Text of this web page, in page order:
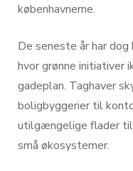
københavnerne.
De seneste år har
hvor grønne initiativer
gadeplan. Taghaver
boligbyggerier til
utilgængelige flader
små økosystemer.